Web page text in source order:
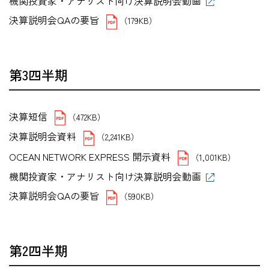
決算説明会QAの要旨
（179KB）
第3四半期
決算短信 （472KB）
決算説明会資料 （2,241KB）
OCEAN NETWORK EXPRESS 開示資料 （1,001KB）
機関投資家・アナリスト向け決算説明会動画
決算説明会QAの要旨
（590KB）
第2四半期